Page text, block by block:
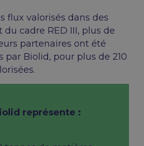
flux valorisés dans des
cadre RED III, plus de
partenaires ont été
par Biolid, pour plus de 210
représente :